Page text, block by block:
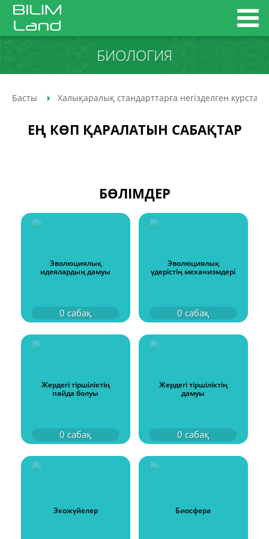
БИОЛОГИЯ
Басты Халықаралық стандарттарға негізделген курстар
ЕҢ КӨП ҚАРАЛАТЫН САБАҚТАР
БӨЛІМДЕР
0 сабақ
Эволюциялық
идеялардың дамуы
0 сабақ
Эволюциялық
үдерістің механизмдері
0 сабақ
Жердегі тiршiлiктің
пайда болуы
0 сабақ
Жердегі тіршіліктің
дамуы
Экожүйелер Биосфера